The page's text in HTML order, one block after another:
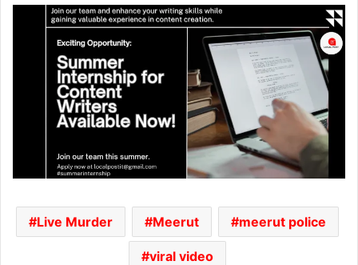
Live Murder Meerut meerut police
viral video